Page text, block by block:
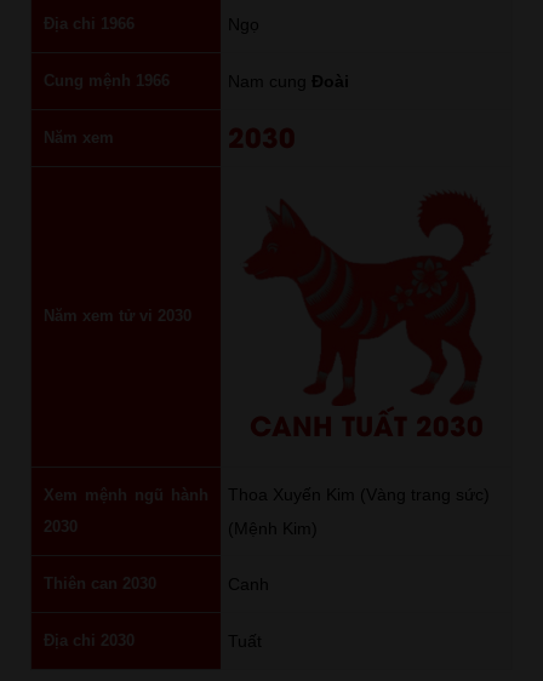
Địa chi 1966 Ngọ
Cung mệnh 1966 Nam cung Đoài
Năm xem 2030
Năm xem tử vi 2030
CANH TUẤT 2030
Xem mệnh ngũ hành
2030
Thoa Xuyến Kim (Vàng trang sức)
(Mệnh Kim)
Thiên can 2030 Canh
Địa chi 2030 Tuất